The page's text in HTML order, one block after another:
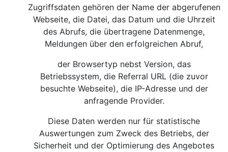
Zugriffsdaten gehören der Name der abgerufenen
Webseite, die Datei, das Datum und die Uhrzeit
des Abrufs, die übertragene Datenmenge,
Meldungen über den erfolgreichen Abruf,
der Browsertyp nebst Version, das
Betriebssystem, die Referral URL (die zuvor
besuchte Webseite), die IP-Adresse und der
anfragende Provider.
Diese Daten werden nur für statistische
Auswertungen zum Zweck des Betriebs, der
Sicherheit und der Optimierung des Angebotes